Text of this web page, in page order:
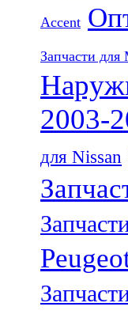
Accent
Запчасти для
2003-
для Nissan